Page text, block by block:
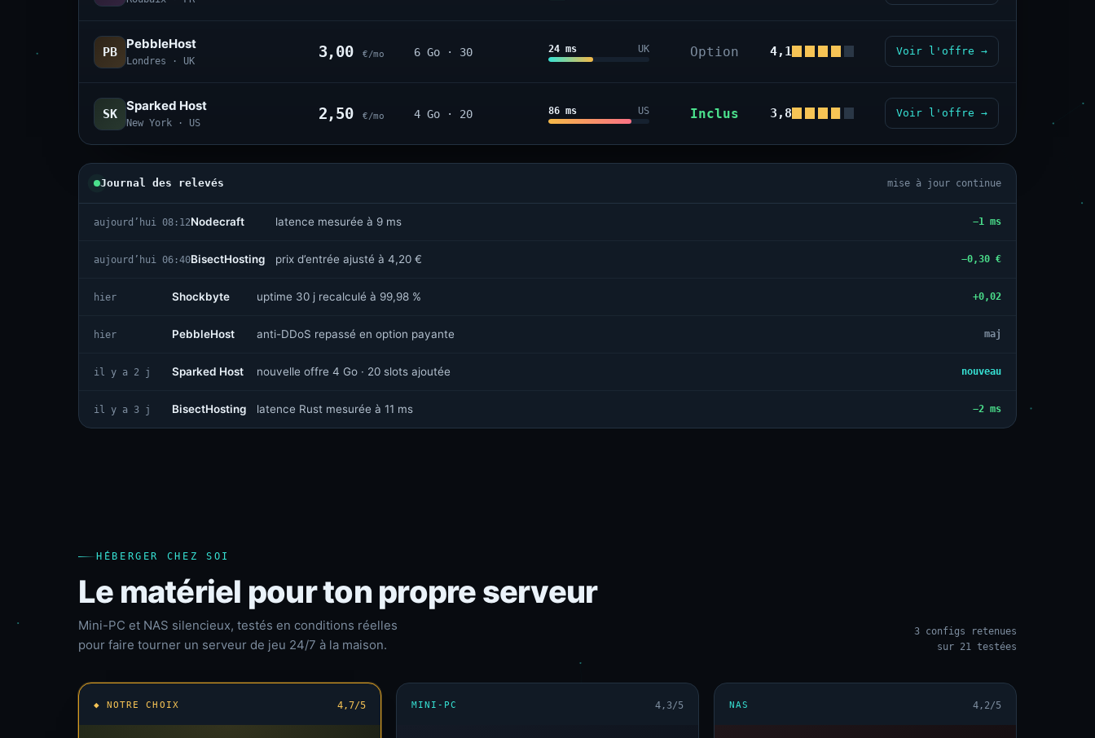
PB
PebbleHost
Londres · UK
3,00 €/mo 6 Go · 30 24 ms UK Option 4,1 Voir l'offre →
SK
Sparked Host
New York · US
2,50 €/mo 4 Go · 20 86 ms US Inclus 3,8 Voir l'offre →
Journal des relevés mise à jour continue
aujourd’hui 08:12Nodecraft latence mesurée à 9 ms −1 ms
aujourd’hui 06:40BisectHosting prix d’entrée ajusté à 4,20 € −0,30 €
hier Shockbyte uptime 30 j recalculé à 99,98 % +0,02
hier PebbleHost anti-DDoS repassé en option payante maj
il y a 2 j Sparked Host nouvelle offre 4 Go · 20 slots ajoutée nouveau
il y a 3 j BisectHosting latence Rust mesurée à 11 ms −2 ms
HÉBERGER CHEZ SOI
Le matériel pour ton propre serveur
Mini-PC et NAS silencieux, testés en conditions réelles
pour faire tourner un serveur de jeu 24/7 à la maison.
3 configs retenues
sur 21 testées
◆ NOTRE CHOIX 4,7/5 MINI-PC 4,3/5 NAS 4,2/5